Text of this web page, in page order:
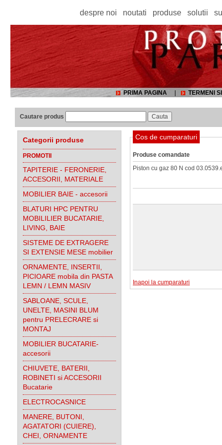
despre noi noutati produse solutii
PRIMA PAGINA TERMENI
Cautare produs
Categorii produse
PROMOTII
TAPITERIE - FERONERIE,
ACCESORII, MATERIALE
MOBILIER BAIE - accesorii
BLATURI HPC PENTRU
MOBILILIER BUCATARIE,
LIVING, BAIE
SISTEME DE EXTRAGERE
SI EXTENSIE MESE mobilier
ORNAMENTE, INSERTII,
PICIOARE mobila din PASTA
LEMN / LEMN MASIV
SABLOANE, SCULE,
UNELTE, MASINI BLUM
pentru PRELECRARE si
MONTAJ
MOBILIER BUCATARIE-
accesorii
CHIUVETE, BATERII,
ROBINETI si ACCESORII
Bucatarie
ELECTROCASNICE
MANERE, BUTONI,
AGATATORI (CUIERE),
CHEI, ORNAMENTE
Cos de cumparaturi
Produse comandate
Piston cu gaz 80 N cod
Inapoi la cumparaturi